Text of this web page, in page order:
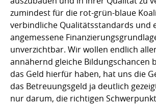
zumindest für die rot-grün-blaue
verbindliche Qualitätsstandards und
angemessene
unverzichtbar. Wir wollen endlich
annähernd gleiche Bildungschancen
das Geld hierfür haben, hat uns die
das Betreuungsgeld ja deutlich
nur darum, die richtigen